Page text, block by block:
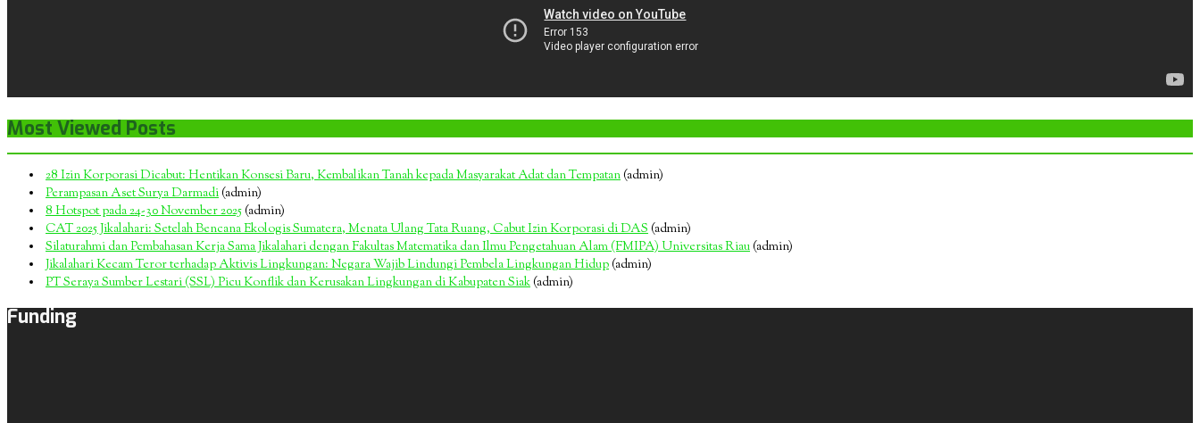
Most Viewed Posts
28 Izin Korporasi Dicabut: Hentikan Konsesi Baru, Kembalikan Tanah kepada Masyarakat Adat dan Tempatan(admin)
Perampasan Aset Surya Darmadi(admin)
8 Hotspot pada 24-30 November 2025(admin)
CAT 2025 Jikalahari: Setelah Bencana Ekologis Sumatera, Menata Ulang Tata Ruang, Cabut Izin Korporasi di DAS(admin)
Silaturahmi dan Pembahasan Kerja Sama Jikalahari dengan Fakultas Matematika dan Ilmu Pengetahuan Alam (FMIPA) Universitas Riau(admin)
Jikalahari Kecam Teror terhadap Aktivis Lingkungan: Negara Wajib Lindungi Pembela Lingkungan Hidup(admin)
PT Seraya Sumber Lestari (SSL) Picu Konflik dan Kerusakan Lingkungan di Kabupaten Siak(admin)
Funding